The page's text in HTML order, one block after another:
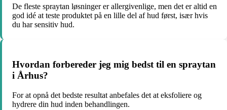
De fleste spraytan løsninger er allergivenlige, men det er altid en
god idé at teste produktet på en lille del af hud først, især hvis
du har sensitiv hud.
Hvordan forbereder jeg mig bedst til en spraytan
i Århus?
For at opnå det bedste resultat anbefales det at eksfoliere og
hydrere din hud inden behandlingen.